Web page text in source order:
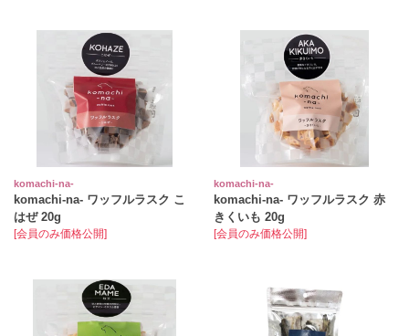
komachi‐na‐
komachi‐na‐ ワッフルラスク こ
はぜ 20g
[会員のみ価格公開]
komachi‐na‐
komachi‐na‐ ワッフルラスク 赤
きくいも 20g
[会員のみ価格公開]